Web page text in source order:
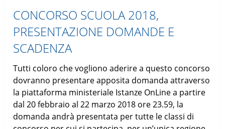
CONCORSO SCUOLA 2018,
PRESENTAZIONE DOMANDE E
SCADENZA
Tutti coloro che vogliono aderire a questo concorso
dovranno presentare apposita domanda attraverso
la piattaforma ministeriale Istanze OnLine a partire
dal 20 febbraio al 22 marzo 2018 ore 23.59, la
domanda andrà presentata per tutte le classi di